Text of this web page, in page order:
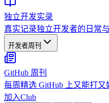
独立开发实录
真实记录独立开发者的日常
开发者周刊
GitHub 周刊
每周精选 GitHub 上又能打又
加入Club